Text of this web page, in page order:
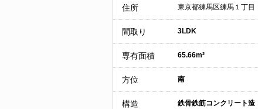
住所 東京都練馬区練馬１丁目
間取り 3LDK
専有面積 65.66m²
方位 南
構造 鉄骨鉄筋コンクリート造